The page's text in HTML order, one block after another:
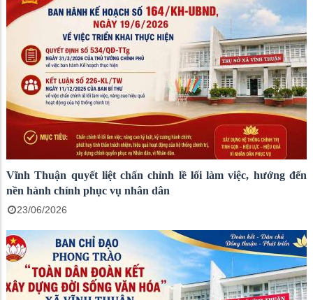
Vĩnh Thuận quyết liệt chấn chỉnh lề lối làm việc, hướng đến
nền hành chính phục vụ nhân dân
23/06/2026